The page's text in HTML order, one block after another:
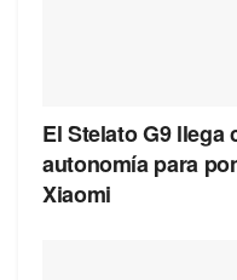
El Stelato G9 llega
autonomía para
Xiaomi